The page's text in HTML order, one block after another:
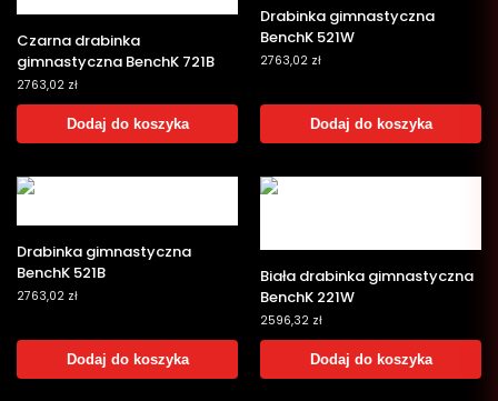
Czarna drabinka
gimnastyczna BenchK 721B
2763,02 zł
Dodaj do koszyka
Drabinka gimnastyczna
BenchK 521W
2763,02 zł
Dodaj do koszyka
Drabinka gimnastyczna
BenchK 521B
2763,02 zł
Dodaj do koszyka
Biała drabinka gimnastyczna
BenchK 221W
2596,32 zł
Dodaj do koszyka